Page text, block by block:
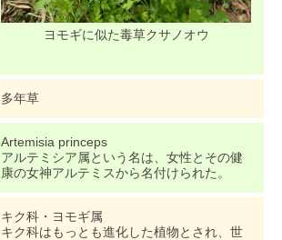
ヨモギに似た毒草クサノオウ
多年草
Artemisia princeps
アルテミシア属という名は、女性とその健
康の女神アルテミスから名付けられた。
キク科・ヨモギ属
キク科はもっとも進化した植物とされ、世